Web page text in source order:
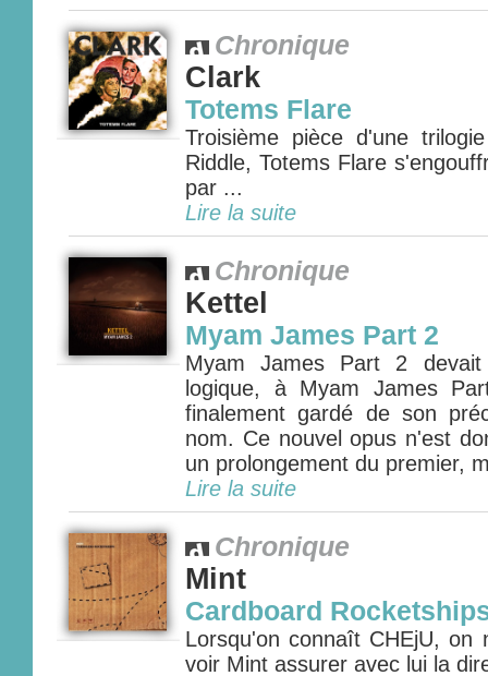
Chronique
Clark
Totems Flare
Troisième pièce d'une
Riddle, Totems Flare
par ...
Lire la suite
Chronique
Kettel
Myam James Part 2
Myam James Part 2
logique, à Myam James
finalement gardé de son
nom. Ce nouvel opus n'est
un prolongement du premier,
Lire la suite
Chronique
Mint
Cardboard
Lorsqu'on connaît CHEjU, on
voir Mint assurer avec lui la